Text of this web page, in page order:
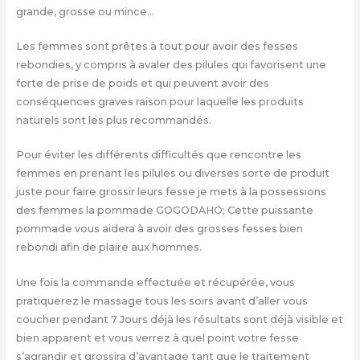
grande, grosse ou mince…
Les femmes sont prêtes à tout pour avoir des fesses
rebondies, y compris à avaler des pilules qui favorisent une
forte de prise de poids et qui peuvent avoir des
conséquences graves raison pour laquelle les produits
naturels sont les plus recommandés.
Pour éviter les différents difficultés que rencontre les
femmes en prenant les pilules ou diverses sorte de produit
juste pour faire grossir leurs fesse je mets à la possessions
des femmes la pommade GOGODAHO; Cette puissante
pommade vous aidera à avoir des grosses fesses bien
rebondi afin de plaire aux hommes.
Une fois la commande effectuée et récupérée, vous
pratiquerez le massage tous les soirs avant d’aller vous
coucher pendant 7 Jours déjà les résultats sont déjà visible et
bien apparent et vous verrez à quel point votre fesse
s’agrandir et grossira d’avantage tant que le traitement